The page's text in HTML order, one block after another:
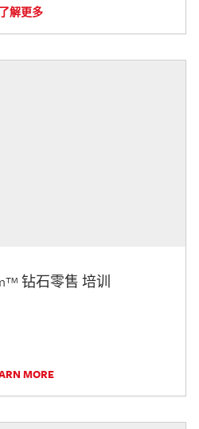
了解更多
钻石零售 培训
MORE